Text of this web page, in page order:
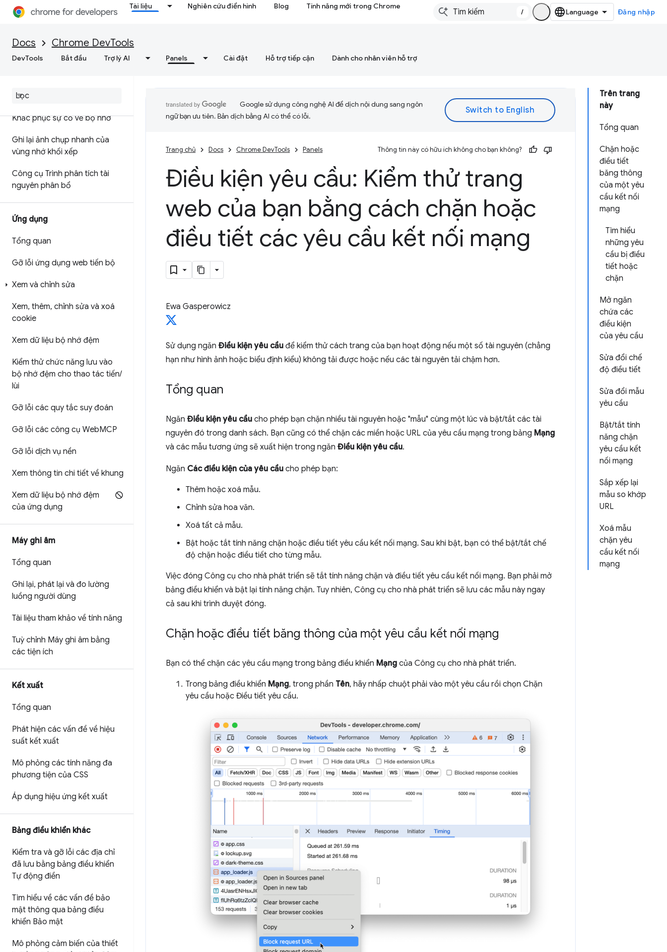
Tài liệu Nghiên cứu điển hình Blog Tính năng mới trong Chrome
/ Đăng nhập
Docs Chrome DevTools
DevTools Bắt đầu Trợ lý AI Panels Cài đặt Hỗ trợ tiếp cận Dành cho nhân viên hỗ trợ
Tối ưu hoá tốc độ web
Thuật ngữ bộ nhớ
Khắc phục sự cố về bộ nhớ
Ghi lại ảnh chụp nhanh của
vùng nhớ khối xếp
Công cụ Trình phân tích tài
nguyên phân bổ
Ứng dụng
Tổng quan
Gỡ lỗi ứng dụng web tiến bộ
Xem và chỉnh sửa
Xem, thêm, chỉnh sửa và xoá
cookie
Xem dữ liệu bộ nhớ đệm
Kiểm thử chức năng lưu vào
bộ nhớ đệm cho thao tác tiến/
lùi
Gỡ lỗi các quy tắc suy đoán
Gỡ lỗi các công cụ WebMCP
Gỡ lỗi dịch vụ nền
Xem thông tin chi tiết về khung
Xem dữ liệu bộ nhớ đệm
của ứng dụng
Máy ghi âm
Tổng quan
Ghi lại, phát lại và đo lường
luồng người dùng
Tài liệu tham khảo về tính năng
Tuỳ chỉnh Máy ghi âm bằng
các tiện ích
Kết xuất
Tổng quan
Phát hiện các vấn đề về hiệu
suất kết xuất
Mô phỏng các tính năng đa
phương tiện của CSS
Áp dụng hiệu ứng kết xuất
Bảng điều khiển khác
Kiểm tra và gỡ lỗi các địa chỉ
đã lưu bằng bảng điều khiển
Tự động điền
Tìm hiểu về các vấn đề bảo
mật thông qua bảng điều
khiển Bảo mật
Mô phỏng cảm biến của thiết
Trên trang
này
Tổng quan
Chặn hoặc
điều tiết
băng thông
của một yêu
cầu kết nối
mạng
Tìm hiểu
những yêu
cầu bị điều
tiết hoặc
chặn
Mở ngăn
chứa các
điều kiện
của yêu cầu
Sửa đổi chế
độ điều tiết
Sửa đổi mẫu
yêu cầu
Bật/tắt tính
năng chặn
yêu cầu kết
nối mạng
Sắp xếp lại
mẫu so khớp
URL
Xoá mẫu
chặn yêu
cầu kết nối
mạng
Google sử dụng công nghệ AI để dịch nội dung sang ngôn
ngữ bạn ưu tiên. Bản dịch bằng AI có thể có lỗi.
Trang chủ Docs Chrome DevTools Panels Thông tin này có hữu ích không cho bạn không?
Điều kiện yêu cầu: Kiểm thử trang
web của bạn bằng cách chặn hoặc
điều tiết các yêu cầu kết nối mạng
Ewa Gasperowicz
Sử dụng ngăn Điều kiện yêu cầu để kiểm thử cách trang của bạn hoạt động nếu một số tài nguyên (chẳng
hạn như hình ảnh hoặc biểu định kiểu) không tải được hoặc nếu các tài nguyên tải chậm hơn.
Tổng quan
Ngăn Điều kiện yêu cầu cho phép bạn chặn nhiều tài nguyên hoặc "mẫu" cùng một lúc và bật/tắt các tài
nguyên đó trong danh sách. Bạn cũng có thể chặn các miền hoặc URL của yêu cầu mạng trong bảng Mạng
và các mẫu tương ứng sẽ xuất hiện trong ngăn Điều kiện yêu cầu.
Ngăn Các điều kiện của yêu cầu cho phép bạn:
Thêm hoặc xoá mẫu.
Chỉnh sửa hoa văn.
Xoá tất cả mẫu.
Bật hoặc tắt tính năng chặn hoặc điều tiết yêu cầu kết nối mạng. Sau khi bật, bạn có thể bật/tắt chế
độ chặn hoặc điều tiết cho từng mẫu.
Việc đóng Công cụ cho nhà phát triển sẽ tắt tính năng chặn và điều tiết yêu cầu kết nối mạng. Bạn phải mở
bảng điều khiển và bật lại tính năng chặn. Tuy nhiên, Công cụ cho nhà phát triển sẽ lưu các mẫu này ngay
cả sau khi trình duyệt đóng.
Chặn hoặc điều tiết băng thông của một yêu cầu kết nối mạng
Bạn có thể chặn các yêu cầu mạng trong bảng điều khiển Mạng của Công cụ cho nhà phát triển.
Trong bảng điều khiển Mạng, trong phần Tên, hãy nhấp chuột phải vào một yêu cầu rồi chọn Chặn
yêu cầu hoặc Điều tiết yêu cầu.